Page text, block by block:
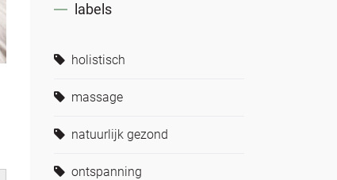
labels
holistisch
massage
natuurlijk gezond
ontspanning